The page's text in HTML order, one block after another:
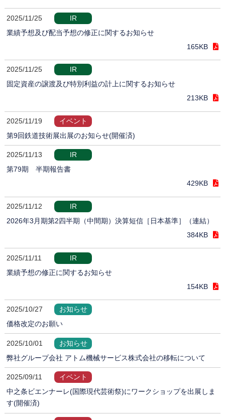
2025/11/25
IR
業績予想及び配当予想の修正に関するお知らせ
165KB
2025/11/25
IR
固定資産の譲渡及び特別利益の計上に関するお知らせ
213KB
2025/11/19
イベント
第9回鉄道技術展出展のお知らせ(開催済)
2025/11/13
IR
第79期 半期報告書
429KB
2025/11/12
IR
2026年3月期第2四半期（中間期）決算短信［日本基準］（連結）
384KB
2025/11/11
IR
業績予想の修正に関するお知らせ
154KB
2025/10/27
お知らせ
価格改定のお願い
2025/10/01
お知らせ
弊社グループ会社 アトム機械サービス株式会社の移転について
2025/09/11
イベント
中之条ビエンナーレ(国際現代芸術祭)にワークショップを出展しま
す(開催済)